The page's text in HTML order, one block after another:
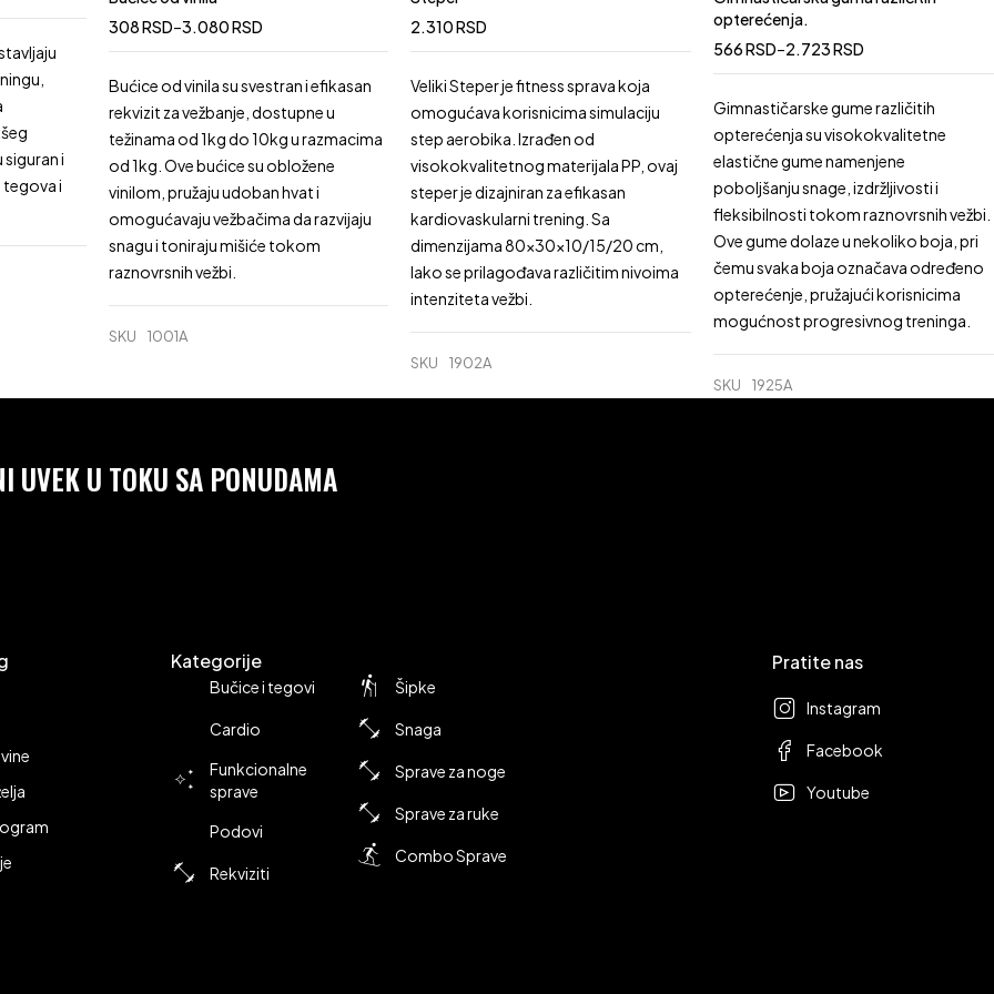
i
tegova i
308RSD–3.080RSD
Bućice od vinila su svestran i efikasan
rekvizit za vežbanje, dostupne u
težinama od 1kg do 10kg u razmacima
od 1kg. Ove bućice su obložene
vinilom, pružaju udoban hvat i
omogućavaju vežbačima da razvijaju
snagu i toniraju mišiće tokom
raznovrsnih vežbi.
SKU 1001A
2.310RSD
Veliki Steper je fitness sprava koja
omogućava korisnicima simulaciju
step aerobika. Izrađen od
visokokvalitetnog materijala PP, ovaj
steper je dizajniran za efikasan
kardiovaskularni trening. Sa
dimenzijama 80x30x10/15/20 cm,
lako se prilagođava različitim nivoima
intenziteta vežbi.
SKU 1902A
zelena: 45mm
plava: 64mm
opterećenja.
566RSD–2.723RSD
Gimnastičarske gume različitih
opterećenja su visokokvalitetne
elastične gume namenjene
poboljšanju snage, izdržljivosti i
fleksibilnosti tokom raznovrsnih vežbi.
Ove gume dolaze u nekoliko boja, pri
čemu svaka boja označava određeno
opterećenje, pružajući korisnicima
mogućnost progresivnog treninga.
SKU 1925A
UVEK U TOKU SA PONUDAMA
Kategorije
Bučice i tegovi
Cardio
Funkcionalne
sprave
Podovi
Rekviziti
Šipke
Snaga
Sprave za noge
Sprave za ruke
Combo Sprave
Pratite nas
Instagram
Facebook
Youtube